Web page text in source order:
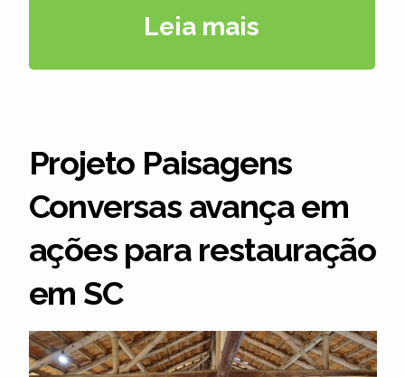
Leia mais
Projeto Paisagens
Conversas avança em
ações para restauração
em SC